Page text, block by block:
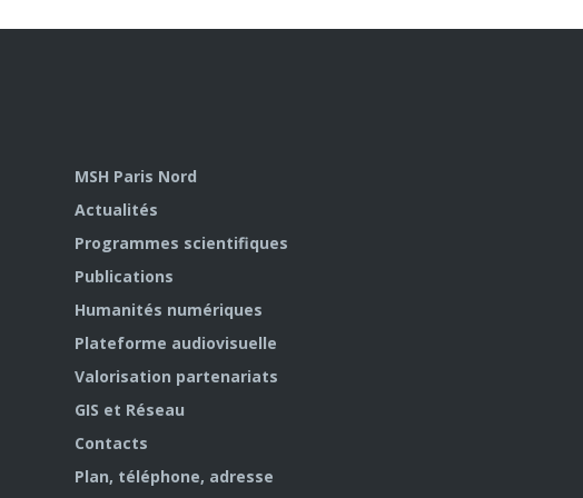
MSH Paris Nord
Actualités
Programmes scientifiques
Publications
Humanités numériques
Plateforme audiovisuelle
Valorisation partenariats
GIS et Réseau
Contacts
Plan, téléphone, adresse